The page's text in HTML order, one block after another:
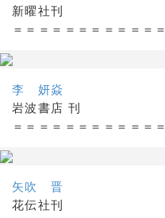
新曜社刊
＝＝＝＝＝＝＝＝＝＝＝＝
李 妍焱
岩波書店 刊
＝＝＝＝＝＝＝＝＝＝＝＝
矢吹 晋
花伝社刊